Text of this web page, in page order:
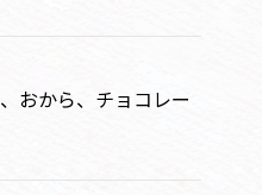
おから、チョコレー